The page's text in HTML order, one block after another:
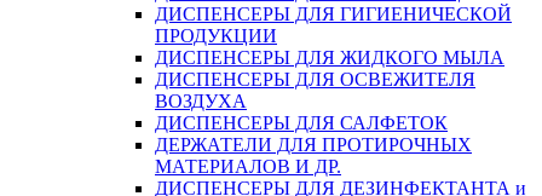
ДИСПЕНСЕРЫ ДЛЯ ГИГИЕНИЧЕСКОЙ
ПРОДУКЦИИ
ДИСПЕНСЕРЫ ДЛЯ ЖИДКОГО МЫЛА
ДИСПЕНСЕРЫ ДЛЯ ОСВЕЖИТЕЛЯ
ВОЗДУХА
ДИСПЕНСЕРЫ ДЛЯ САЛФЕТОК
ДЕРЖАТЕЛИ ДЛЯ ПРОТИРОЧНЫХ
МАТЕРИАЛОВ И ДР.
ДИСПЕНСЕРЫ ДЛЯ ДЕЗИНФЕКТАНТА и